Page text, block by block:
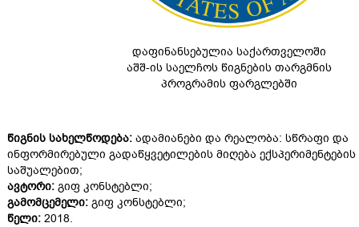
დაფინანსებულია საქართველოში
აშშ-ის საელჩოს წიგნების თარგმნის
პროგრამის ფარგლებში
წიგნის სახელწოდება: ადამიანები და რეალობა: სწრაფი და
ინფორმირებული გადაწყვეტილების მიღება ექსპერიმენტების
საშუალებით;
ავტორი: გიფ კონსტებლი;
გამომცემელი: გიფ კონსტებლი;
წელი: 2018.